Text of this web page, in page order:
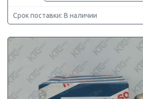
Срок поставки: В наличии